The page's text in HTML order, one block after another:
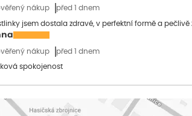
nákup před 1 dnem
jsem dostala zdravé, v perfektní formě a
nákup před 1 dnem
spokojenost